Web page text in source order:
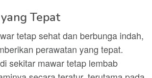
Tepat
tetap sehat dan berbunga indah,
perawatan yang tepat.
sekitar mawar tetap lembab